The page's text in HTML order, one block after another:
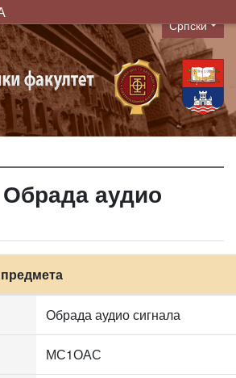
Language
Српски
аудио
Обрада аудио сигнала
МС1ОАС